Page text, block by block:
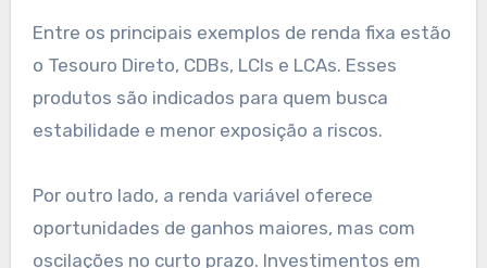
Entre os principais exemplos de renda fixa estão
o Tesouro Direto, CDBs, LCIs e LCAs. Esses
produtos são indicados para quem busca
estabilidade e menor exposição a riscos.
Por outro lado, a renda variável oferece
oportunidades de ganhos maiores, mas com
oscilações no curto prazo. Investimentos em